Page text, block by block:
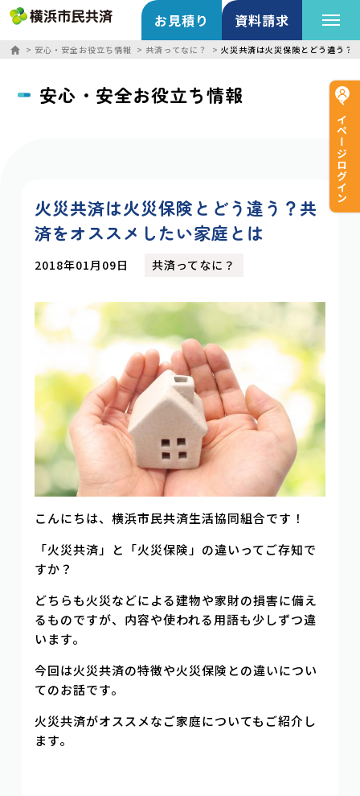
お見積り 資料請求
マイページログイン
安心・安全お役立ち情報 共済ってなに？ 火災共済は火災保険とどう違う？
安心・安全お役立ち情報
火災共済は火災保険とどう違う？共
済をオススメしたい家庭とは
2018年01月09日 共済ってなに？
こんにちは、横浜市民共済生活協同組合です！
「火災共済」と「火災保険」の違いってご存知で
すか？
どちらも火災などによる建物や家財の損害に備え
るものですが、内容や使われる用語も少しずつ違
います。
今回は火災共済の特徴や火災保険との違いについ
てのお話です。
火災共済がオススメなご家庭についてもご紹介し
ます。